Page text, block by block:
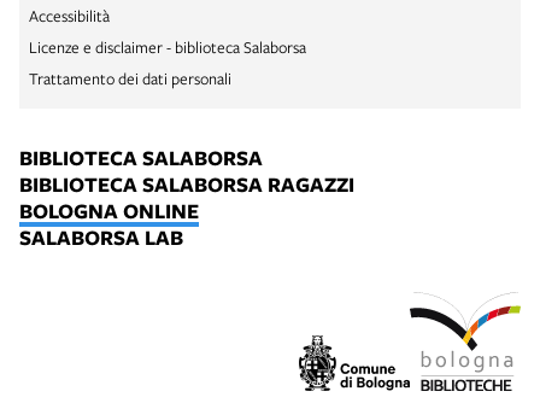
Accessibilità
Licenze e disclaimer - biblioteca Salaborsa
Trattamento dei dati personali
BIBLIOTECA SALABORSA
BIBLIOTECA SALABORSA RAGAZZI
BOLOGNA ONLINE
SALABORSA LAB